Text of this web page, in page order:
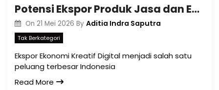
Potensi Ekspor Produk Jasa dan Ekonomi Kreatif Digital ke Pasar Asia Tenggara
On 21 Mei 2026 By Aditia Indra Saputra
Tak Berkategori
Ekspor Ekonomi Kreatif Digital menjadi salah satu
peluang terbesar Indonesia
Read More